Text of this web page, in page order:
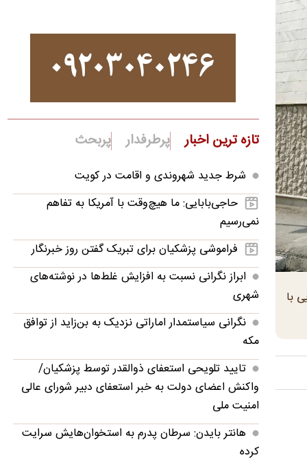
با
تازه ترین اخبار پرطرفدار پربحث
شرط جدید شهروندی و اقامت در کویت
حاجی‌بابایی: ما هیچ‌وقت با آمریکا به تفاهم
نمی‌رسیم
فراموشی پزشکیان برای تبریک گفتن روز خبرنگار
ابراز نگرانی نسبت به افزایش غلط‌ها در نوشته‌های
شهری
نگرانی سیاستمدار اماراتی نزدیک به بن‌زاید از توافق
مکه
تایید تلویحی استعفای ذوالقدر توسط پزشکیان/
واکنش اعضای دولت به خبر استعفای دبیر شورای عالی
امنیت ملی
هانتر بایدن: سرطان پدرم به استخوان‌هایش سرایت
کرده